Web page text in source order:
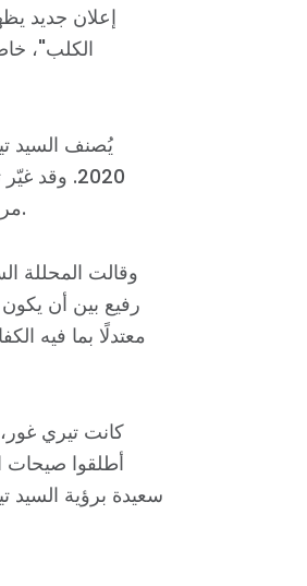
إعلان جديد
الكلب"،
يُصنف السيد
2020.
مرجح" بدلًا من "جمهوري مرجح"، مشيرًا إلى الانتخابات التمهيدية كعامل.
وقالت المحللة
رفيع بين أن يكون
معتدلًا بما فيه
كانت تيري غور،
أطلقوا صيحات
سعيدة برؤية